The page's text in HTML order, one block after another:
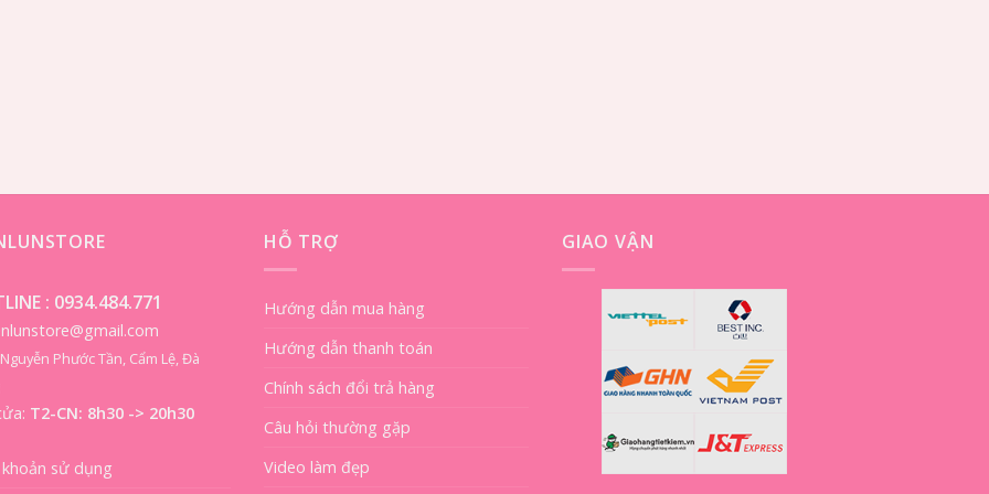
: 0934.484.771
Phước Tần, Cẩm Lệ, Đà
T2-CN: 8h30 -> 20h30
sử dụng
HỖ TRỢ
Hướng dẫn mua hàng
Hướng dẫn thanh toán
Chính sách đổi trả hàng
Câu hỏi thường gặp
Video làm đẹp
GIAO VẬN